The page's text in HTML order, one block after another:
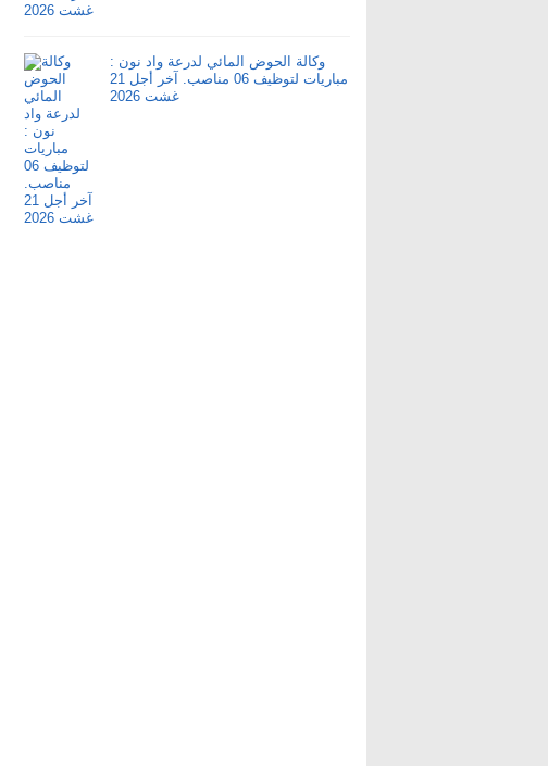
وكالة الحوض المائي لدرعة واد نون :
مباريات لتوظيف 06 مناصب. آخر أجل 21
غشت 2026